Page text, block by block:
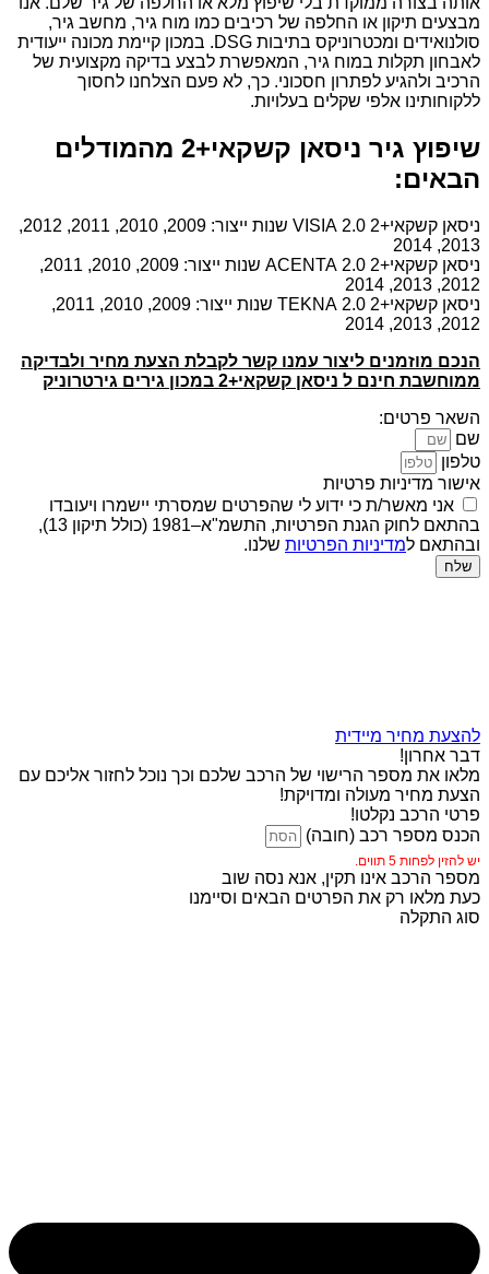
מבצעים תיקון או החלפה של רכיבים כמו מוח גיר, מחשב גיר,
סולנואידים ומכטרוניקס בתיבות DSG. במכון קיימת מכונה ייעודית
לאבחון תקלות במוח גיר, המאפשרת לבצע בדיקה מקצועית של
הרכיב ולהגיע לפתרון חסכוני. כך, לא פעם הצלחנו לחסוך
ללקוחותינו אלפי שקלים בעלויות.
שיפוץ גיר ניסאן קשקאי+2 מהמודלים
הבאים:
ניסאן קשקאי+2 2.0 VISIA שנות ייצור: 2009, 2010, 2011, 2012,
2013, 2014
ניסאן קשקאי+2 2.0 ACENTA שנות ייצור: 2009, 2010, 2011,
2012, 2013, 2014
ניסאן קשקאי+2 2.0 TEKNA שנות ייצור: 2009, 2010, 2011,
2012, 2013, 2014
הנכם מוזמנים ליצור עמנו קשר לקבלת הצעת מחיר ולבדיקה
ממוחשבת חינם ל ניסאן קשקאי+2 במכון גירים גירטרוניק
השאר פרטים:
שם
טלפון
אישור מדיניות פרטיות
אני מאשר/ת כי ידוע לי שהפרטים שמסרתי יישמרו ויעובדו
בהתאם לחוק הגנת הפרטיות, התשמ"א–1981 (כולל תיקון 13),
ובהתאם למדיניות הפרטיות שלנו.
שלח
להצעת מחיר מיידית
דבר אחרון!
מלאו את מספר הרישוי של הרכב שלכם וכך נוכל לחזור אליכם עם
הצעת מחיר מעולה ומדויקת!
פרטי הרכב נקלטו!
הכנס מספר רכב (חובה)
יש להזין לפחות 5 תווים.
מספר הרכב אינו תקין, אנא נסה שוב
כעת מלאו רק את הפרטים הבאים וסיימנו
סוג התקלה